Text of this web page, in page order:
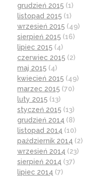
grudzień 2015 (1)
listopad 2015 (1)
wrzesień 2015 (49)
sierpień 2015 (16)
lipiec 2015 (4)
czerwiec 2015 (2)
maj 2015 (4)
kwiecień 2015 (49)
marzec 2015 (70)
luty 2015 (13)
styczeń 2015 (13)
grudzień 2014 (8)
listopad 2014 (10)
październik 2014 (2)
wrzesień 2014 (23)
sierpień 2014 (37)
lipiec 2014 (7)